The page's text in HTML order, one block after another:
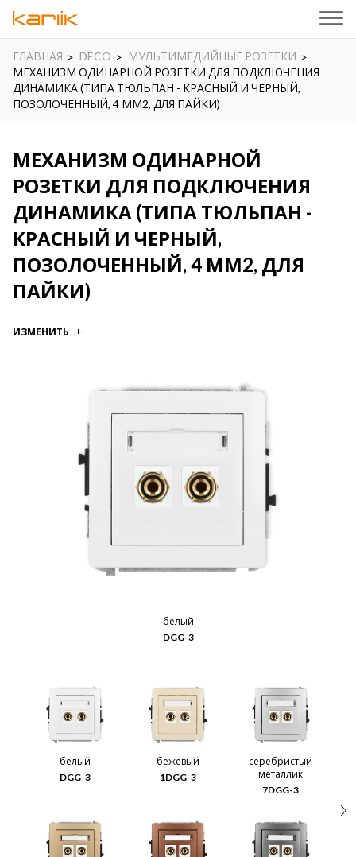
ГЛАВНАЯ DECO
МУЛЬТИМЕДИЙНЫЕ РОЗЕТКИ
МЕХАНИЗМ ОДИНАРНОЙ РОЗЕТКИ ДЛЯ ПОДКЛЮЧЕНИЯ
ДИНАМИКА (ТИПА ТЮЛЬПАН - КРАСНЫЙ И ЧЕРНЫЙ,
ПОЗОЛОЧЕННЫЙ, 4 ММ2, ДЛЯ ПАЙКИ)
МЕХАНИЗМ ОДИНАРНОЙ
РОЗЕТКИ ДЛЯ ПОДКЛЮЧЕНИЯ
ДИНАМИКА (ТИПА ТЮЛЬПАН -
КРАСНЫЙ И ЧЕРНЫЙ,
ПОЗОЛОЧЕННЫЙ, 4 ММ2, ДЛЯ
ПАЙКИ)
ИЗМЕНИТЬ
белый
DGG-3
белый
DGG-3
бежевый
1DGG-3
серебристый
металлик
7DGG-3